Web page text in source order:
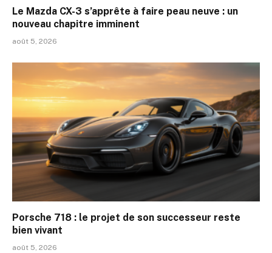
Le Mazda CX-3 s’apprête à faire peau neuve : un
nouveau chapitre imminent
août 5, 2026
Porsche 718 : le projet de son successeur reste
bien vivant
août 5, 2026